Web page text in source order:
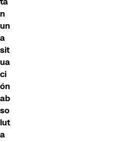
n
un
a
sit
ua
ci
ón
ab
so
lut
a